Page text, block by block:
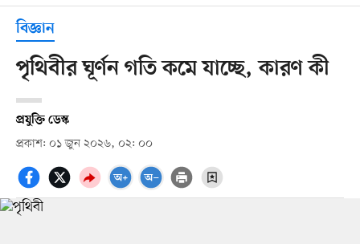
বিজ্ঞান
পৃথিবীর ঘূর্ণন গতি কমে যাচ্ছে, কারণ কী
প্রযুক্তি ডেস্ক
প্রকাশ: ০১ জুন ২০২৬, ০২: ০০